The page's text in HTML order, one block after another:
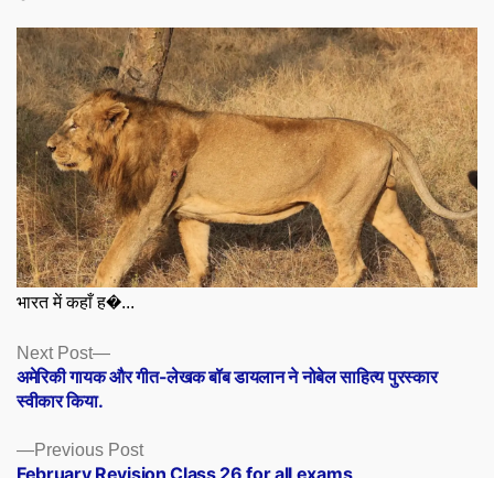
भारत में कहाँ ह�...
Posts
navigation
Previous PostPrevious
post:
February Revision Class 26 for all exams
Next Post
Next
post:
अमेरिकी गायक और गीत-लेखक बॉब डायलान ने नोबेल साहित्य पुरस्कार
स्वीकार किया.